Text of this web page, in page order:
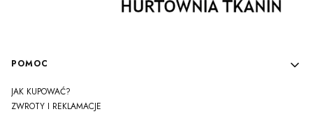
Linki w stopce
POMOC
JAK KUPOWAĆ?
ZWROTY I REKLAMACJE